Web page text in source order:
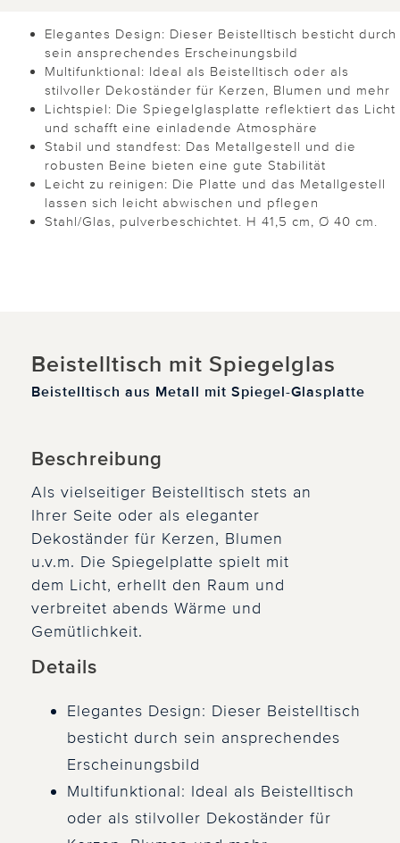
Elegantes Design: Dieser Beistelltisch besticht durch
sein ansprechendes Erscheinungsbild
Multifunktional: Ideal als Beistelltisch oder als
stilvoller Dekoständer für Kerzen, Blumen und mehr
Lichtspiel: Die Spiegelglasplatte reflektiert das Licht
und schafft eine einladende Atmosphäre
Stabil und standfest: Das Metallgestell und die
robusten Beine bieten eine gute Stabilität
Leicht zu reinigen: Die Platte und das Metallgestell
lassen sich leicht abwischen und pflegen
Stahl/Glas, pulverbeschichtet. H 41,5 cm, Ø 40 cm.
Beistelltisch mit Spiegelglas
Beistelltisch aus Metall mit Spiegel-Glasplatte
Beschreibung
Als vielseitiger Beistelltisch stets an
Ihrer Seite oder als eleganter
Dekoständer für Kerzen, Blumen
u.v.m. Die Spiegelplatte spielt mit
dem Licht, erhellt den Raum und
verbreitet abends Wärme und
Gemütlichkeit.
Details
Elegantes Design: Dieser Beistelltisch
besticht durch sein ansprechendes
Erscheinungsbild
Multifunktional: Ideal als Beistelltisch
oder als stilvoller Dekoständer für